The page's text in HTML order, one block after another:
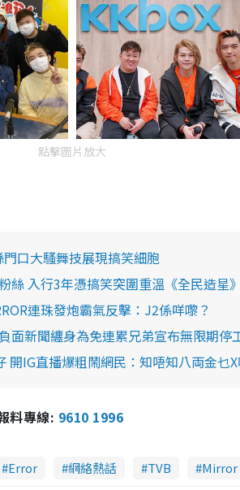
點擊圖片放大
口大騷舞技展現搞笑細胞
絲 入行3年憑搞笑突圍重溫《全民造星
連珠發炮霸氣反擊：J2係咩嚟？
面新聞纏身為免連累兄弟宣布無限期停
開IG直播爆粗鬧網民：知唔知八両金乜
料專線: 9610 1996
Error 網絡熱話 TVB Mirror